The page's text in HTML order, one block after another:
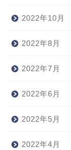
2022年10月
2022年8月
2022年7月
2022年6月
2022年5月
2022年4月